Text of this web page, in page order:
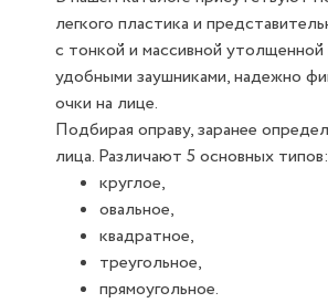
легкого пластика и
с тонкой и массивной утолщенной
удобными заушниками, надежно
очки на лице.
Подбирая оправу, заранее
лица. Различают 5 основных типов:
круглое,
овальное,
квадратное,
треугольное,
прямоугольное.